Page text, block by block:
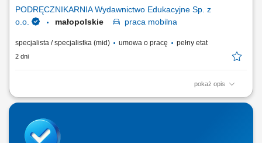
PODRĘCZNIKARNIA Wydawnictwo Edukacyjne Sp. z
o.o.
małopolskie praca mobilna
specjalista / specjalistka (mid) umowa o pracę pełny etat
2 dni
pokaż opis
Twoje zadania aktywne pozyskiwanie nowych klientów i rozwijanie
sprzedażowych u klientów, sprzedaż pakietów edukacyjnych, pomocy
dydaktycznych, zabawek, elektroniki i wybranych usług,
przygotowywanie ofert dopasowanych do...